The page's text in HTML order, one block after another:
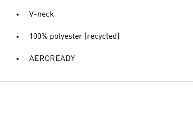
V-neck
100% polyester (recycled)
AEROREADY